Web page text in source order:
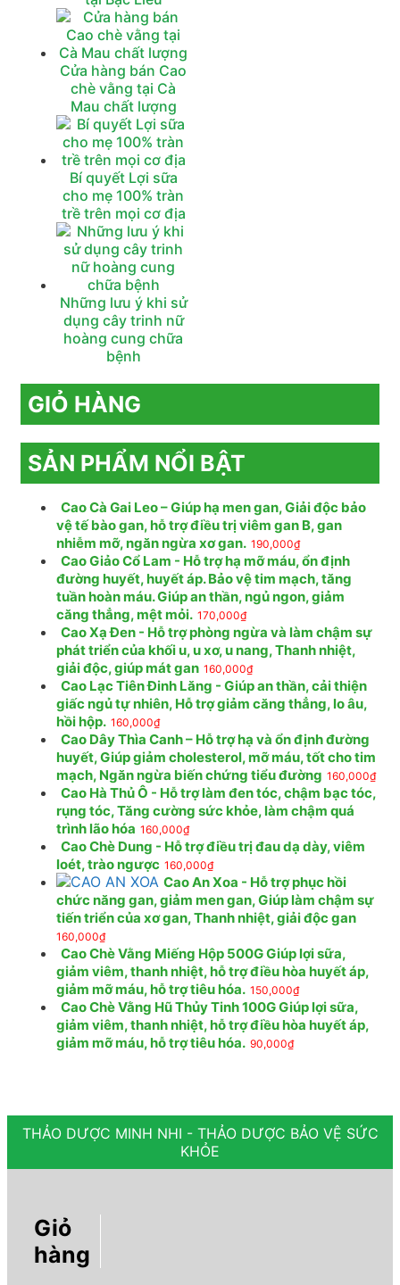
Cửa hàng bán Cao
chè vằng tại Cà
Mau chất lượng
Bí quyết Lợi sữa
cho mẹ 100% tràn
trề trên mọi cơ địa‎
Những lưu ý khi sử
dụng cây trinh nữ
hoàng cung chữa
bệnh
GIỎ HÀNG
SẢN PHẨM NỔI BẬT
Cao Cà Gai Leo – Giúp hạ men gan, Giải độc bảo
vệ tế bào gan, hỗ trợ điều trị viêm gan B, gan
nhiễm mỡ, ngăn ngừa xơ gan. 190,000₫
Cao Giảo Cổ Lam - Hỗ trợ hạ mỡ máu, ổn định
đường huyết, huyết áp. Bảo vệ tim mạch, tăng
tuần hoàn máu. Giúp an thần, ngủ ngon, giảm
căng thẳng, mệt mỏi. 170,000₫
Cao Xạ Đen - Hỗ trợ phòng ngừa và làm chậm sự
phát triển của khối u, u xơ, u nang, Thanh nhiệt,
giải độc, giúp mát gan 160,000₫
Cao Lạc Tiên Đinh Lăng - Giúp an thần, cải thiện
giấc ngủ tự nhiên, Hỗ trợ giảm căng thẳng, lo âu,
hồi hộp. 160,000₫
Cao Dây Thìa Canh – Hỗ trợ hạ và ổn định đường
huyết, Giúp giảm cholesterol, mỡ máu, tốt cho tim
mạch, Ngăn ngừa biến chứng tiểu đường 160,000₫
Cao Hà Thủ Ô - Hỗ trợ làm đen tóc, chậm bạc tóc,
rụng tóc, Tăng cường sức khỏe, làm chậm quá
trình lão hóa 160,000₫
Cao Chè Dung - Hỗ trợ điều trị đau dạ dày, viêm
loét, trào ngược 160,000₫
Cao An Xoa - Hỗ trợ phục hồi
chức năng gan, giảm men gan, Giúp làm chậm sự
tiến triển của xơ gan, Thanh nhiệt, giải độc gan
160,000₫
Cao Chè Vằng Miếng Hộp 500G Giúp lợi sữa,
giảm viêm, thanh nhiệt, hỗ trợ điều hòa huyết áp,
giảm mỡ máu, hỗ trợ tiêu hóa. 150,000₫
Cao Chè Vằng Hũ Thủy Tinh 100G Giúp lợi sữa,
giảm viêm, thanh nhiệt, hỗ trợ điều hòa huyết áp,
giảm mỡ máu, hỗ trợ tiêu hóa. 90,000₫
THẢO DƯỢC MINH NHI - THẢO DƯỢC BẢO VỆ SỨC
KHỎE
Giỏ
hàng